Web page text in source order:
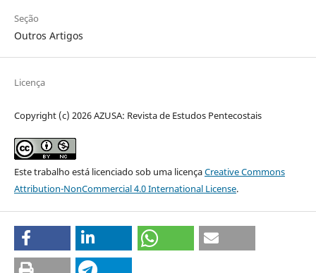
Seção
Outros Artigos
Licença
Copyright (c) 2026 AZUSA: Revista de Estudos Pentecostais
Este trabalho está licenciado sob uma licençaCreative Commons
Attribution-NonCommercial 4.0 International License.